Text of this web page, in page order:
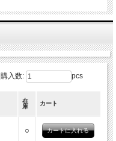
購入数: pcs
在
庫
カート
○